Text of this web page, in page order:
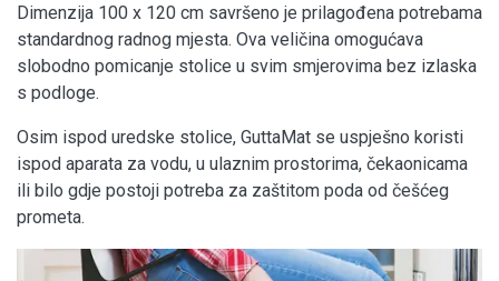
Dimenzija 100 x 120 cm savršeno je prilagođena potrebama
standardnog radnog mjesta. Ova veličina omogućava
slobodno pomicanje stolice u svim smjerovima bez izlaska
s podloge.
Osim ispod uredske stolice, GuttaMat se uspješno koristi
ispod aparata za vodu, u ulaznim prostorima, čekaonicama
ili bilo gdje postoji potreba za zaštitom poda od češćeg
prometa.